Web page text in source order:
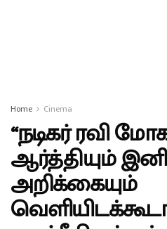
Home Cinema
“நடிகர் ரவி
ஆர்த்தியும்
அறிக்கையும்